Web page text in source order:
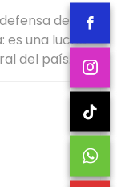
del
es una lucha
del país.